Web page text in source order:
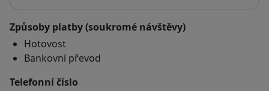
Způsoby platby (soukromé návštěvy)
Hotovost
Bankovní převod
Telefonní číslo